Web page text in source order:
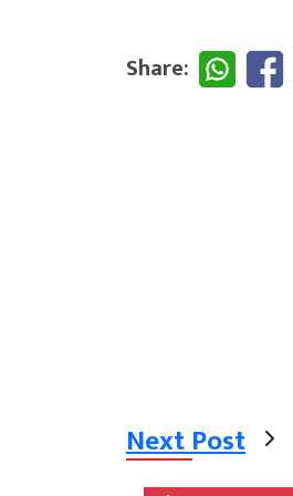
Share:
Next Post